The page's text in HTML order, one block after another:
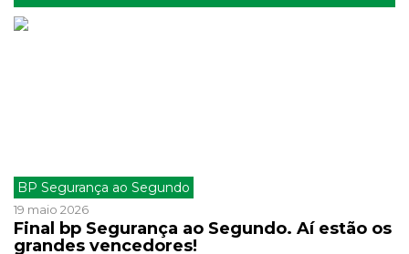
BP Segurança ao Segundo
19 maio 2026
Final bp Segurança ao Segundo. Aí estão os
grandes vencedores!